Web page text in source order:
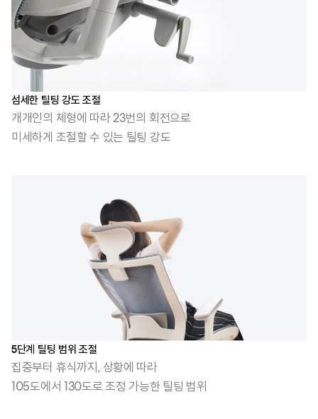
섬세한 틸팅 강도 조절
개개인의 체형에 따라 23번의 회전으로
미세하게 조절할 수 있는 틸팅 강도
5단계 틸팅 범위 조절
집중부터 휴식까지, 상황에 따라
105도에서 130도로 조정 가능한 틸팅 범위